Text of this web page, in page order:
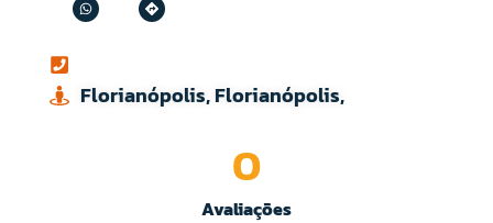
Florianópolis, Florianópolis,
Avaliações
0